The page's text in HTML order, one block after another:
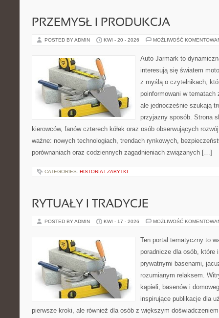
PRZEMYSŁ I PRODUKCJA
POSTED BY ADMIN KWI - 20 - 2026 MOŻLIWOŚĆ
Auto Jarmark to
interesują się światem
z myślą o czytelnikach,
poinformowani w
ale jednocześnie szukają
przyjazny sposób. Strona
kierowców, fanów czterech kółek oraz osób obserwujących
ważne: nowych technologiach, trendach rynkowych,
porównaniach oraz codziennych zagadnieniach związanych […]
CATEGORIES: HISTORIA I ZABYTKI
RYTUAŁY I TRADYCJE
POSTED BY ADMIN KWI - 17 - 2026 MOŻLIWOŚĆ
Ten portal tematyczny to
poradnicze dla osób, które
prywatnymi basenami,
rozumianym relaksem.
kąpieli, basenów i
inspirujące publikacje dla
pierwsze kroki, ale również dla osób z większym